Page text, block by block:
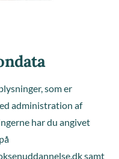
som er
administration af
har du angivet
samt